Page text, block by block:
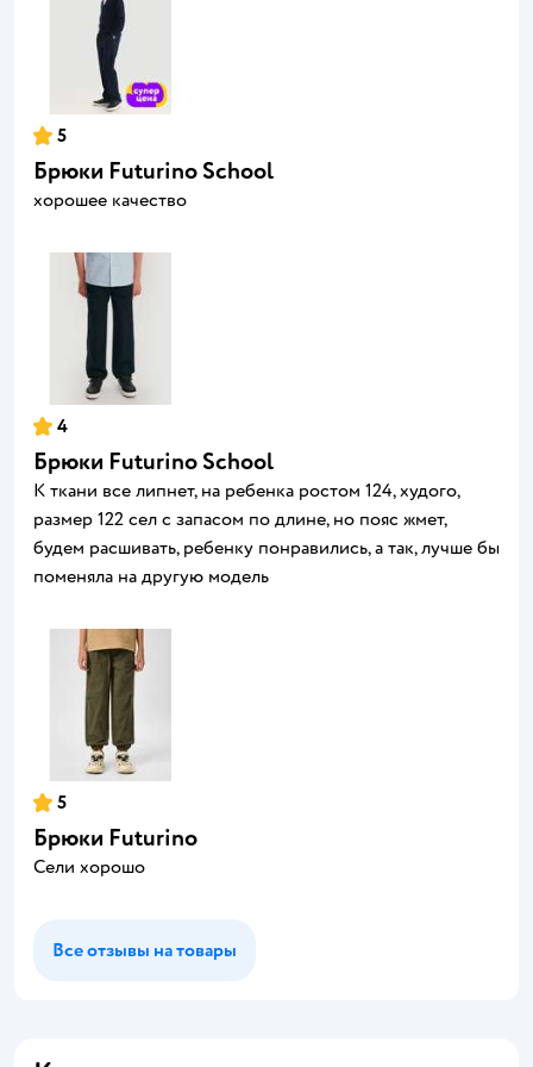
5
Брюки Futurino School
хорошее качество
4
Брюки Futurino School
К ткани все липнет, на ребенка ростом 124, худого,
размер 122 сел с запасом по длине, но пояс жмет,
будем расшивать, ребенку понравились, а так, лучше бы
поменяла на другую модель
5
Брюки Futurino
Сели хорошо
Все отзывы на товары